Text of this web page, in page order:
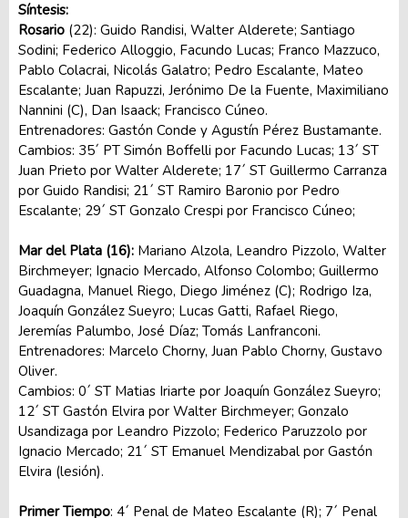
Síntesis:
Rosario (22): Guido Randisi, Walter Alderete; Santiago
Sodini; Federico Alloggio, Facundo Lucas; Franco Mazzuco,
Pablo Colacrai, Nicolás Galatro; Pedro Escalante, Mateo
Escalante; Juan Rapuzzi, Jerónimo De la Fuente, Maximiliano
Nannini (C), Dan Isaack; Francisco Cúneo.
Entrenadores: Gastón Conde y Agustín Pérez Bustamante.
Cambios: 35´ PT Simón Boffelli por Facundo Lucas; 13´ ST
Juan Prieto por Walter Alderete; 17´ ST Guillermo Carranza
por Guido Randisi; 21´ ST Ramiro Baronio por Pedro
Escalante; 29´ ST Gonzalo Crespi por Francisco Cúneo;
Mar del Plata (16): Mariano Alzola, Leandro Pizzolo, Walter
Birchmeyer; Ignacio Mercado, Alfonso Colombo; Guillermo
Guadagna, Manuel Riego, Diego Jiménez (C); Rodrigo Iza,
Joaquín González Sueyro; Lucas Gatti, Rafael Riego,
Jeremías Palumbo, José Díaz; Tomás Lanfranconi.
Entrenadores: Marcelo Chorny, Juan Pablo Chorny, Gustavo
Oliver.
Cambios: 0´ ST Matias Iriarte por Joaquín González Sueyro;
12´ ST Gastón Elvira por Walter Birchmeyer; Gonzalo
Usandizaga por Leandro Pizzolo; Federico Paruzzolo por
Ignacio Mercado; 21´ ST Emanuel Mendizabal por Gastón
Elvira (lesión).
Primer Tiempo: 4´ Penal de Mateo Escalante (R); 7´ Penal